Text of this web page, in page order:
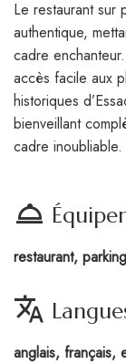
Le restaurant sur
authentique,
cadre
accès facile aux
historiques
bienveillant
cadre inoubliable.
room_service
restaurant,
translate
anglais, français,